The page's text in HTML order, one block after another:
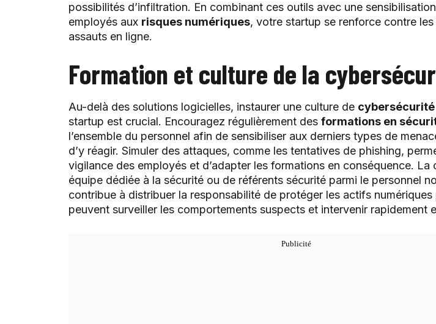
possibilités d’infiltration. En combinant ces outils avec une
employés aux risques numériques, votre startup se renforce contre
assauts en ligne.
Formation et culture de la
Au-delà des solutions logicielles, instaurer une culture de cybersécurité
startup est crucial. Encouragez régulièrement des formations en
l’ensemble du personnel afin de sensibiliser aux derniers types de
d’y réagir. Simuler des attaques, comme les tentatives de phishing,
vigilance des employés et d’adapter les formations en conséquence. La
équipe dédiée à la sécurité ou de référents sécurité parmi le personnel
contribue à distribuer la responsabilité de protéger les actifs numériques
peuvent surveiller les comportements suspects et intervenir rapidement